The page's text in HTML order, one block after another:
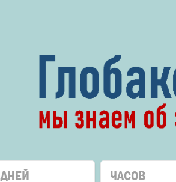
ДНЕЙ ЧАСОВ